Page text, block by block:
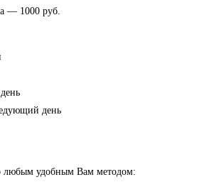
— 1000 руб.
день
любым удобным Вам методом: